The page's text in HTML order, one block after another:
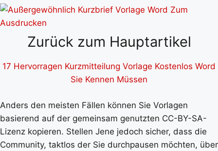
Zurück zum Hauptartikel
17 Hervorragen Kurzmitteilung Vorlage Kostenlos Word
Sie Kennen Müssen
Anders den meisten Fällen können Sie Vorlagen
basierend auf der gemeinsam genutzten CC-BY-SA-
Lizenz kopieren. Stellen Jene jedoch sicher, dass die
Community, taktlos der Sie durchpausen möchten, über